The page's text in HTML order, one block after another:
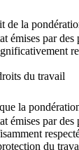
de la
émises par des
du travail
la
émises par
du